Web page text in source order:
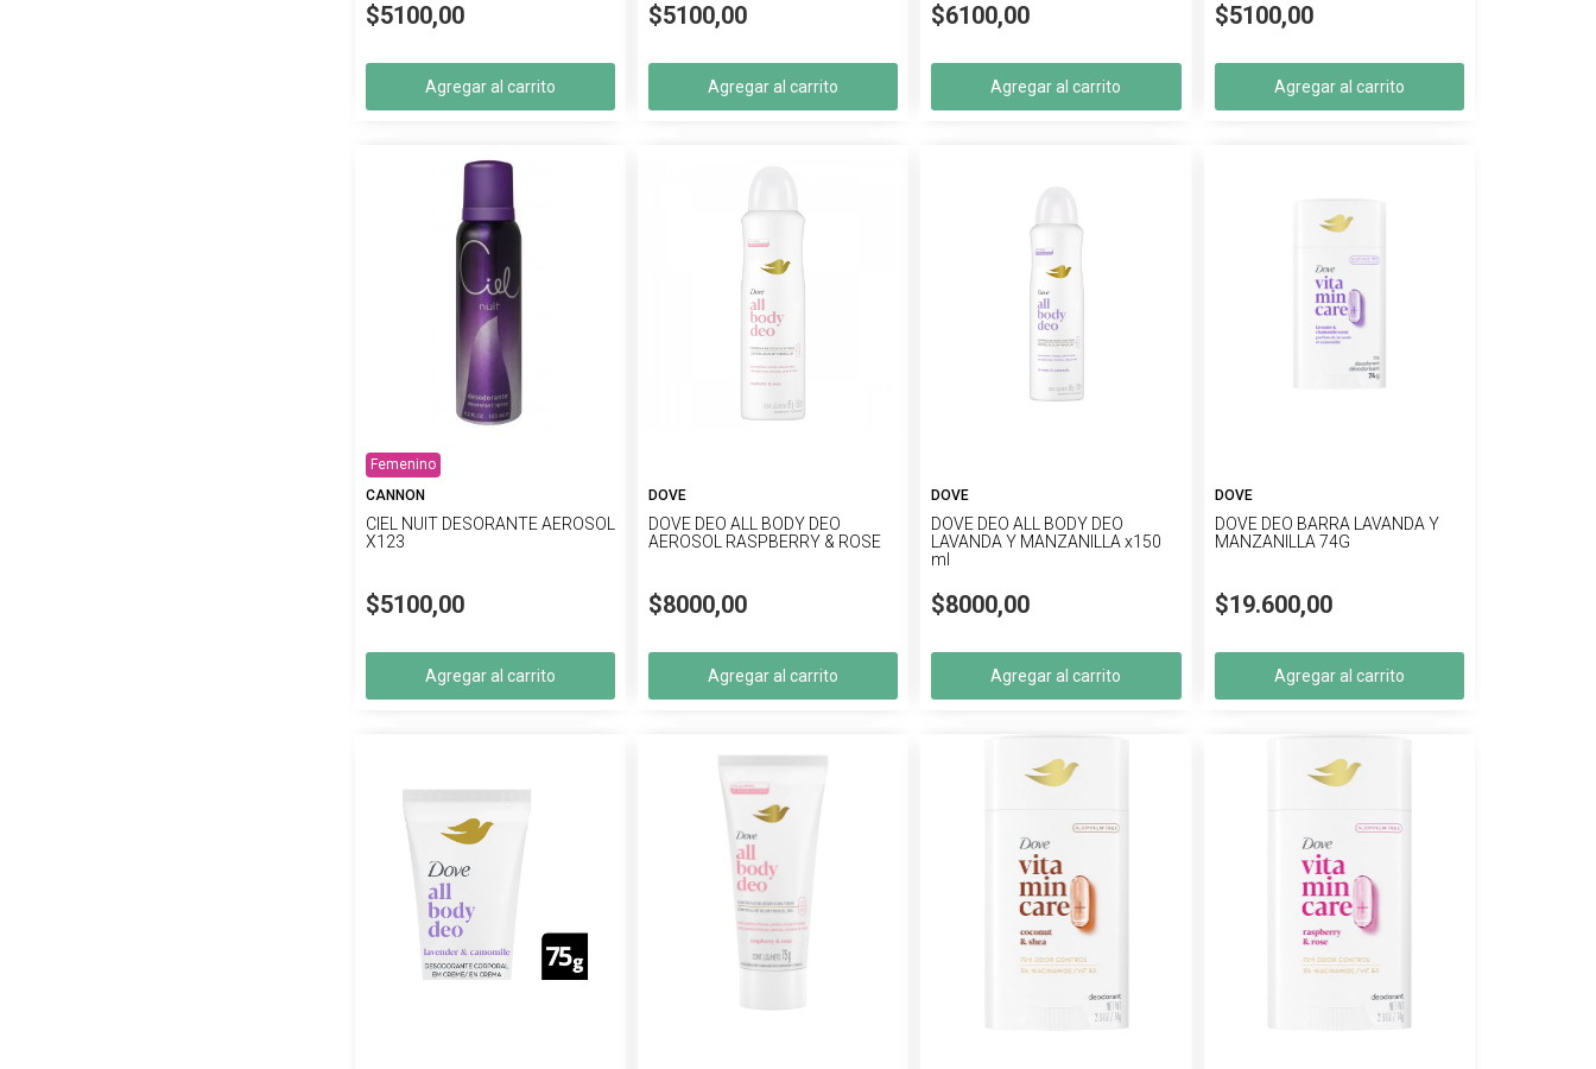
$5100,00
Agregar al carrito
$5100,00
Agregar al carrito
$6100,00
Agregar al carrito
$5100,00
Agregar al carrito
Femenino
CANNON
CIEL NUIT DESORANTE AEROSOL
X123
$5100,00
Agregar al carrito
DOVE
DOVE DEO ALL BODY DEO
AEROSOL RASPBERRY & ROSE
$8000,00
Agregar al carrito
DOVE
DOVE DEO ALL BODY DEO
LAVANDA Y MANZANILLA x150
ml
$8000,00
Agregar al carrito
DOVE
DOVE DEO BARRA LAVANDA Y
MANZANILLA 74G
$19.600,00
Agregar al carrito